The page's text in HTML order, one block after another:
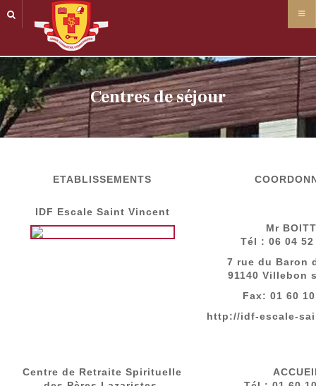
Centres de séjour
ETABLISSEMENTS
IDF Escale Saint Vincent
Mr
Tél : 06 04
7 rue du Baron
91140 Villebon
Fax: 01 60
http://idf-escale-
Centre de Retraite Spirituelle
Panneau de gestion des cookies